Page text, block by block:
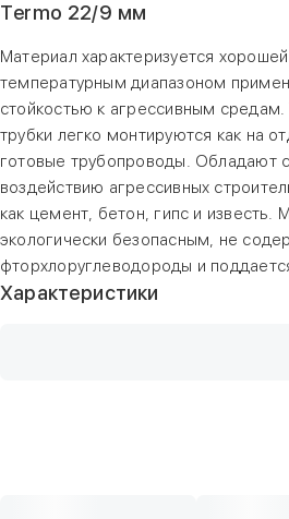
Termo 22/9 мм
Материал характеризуется
температурным диапазоном
стойкостью к агрессивным
трубки легко монтируются как на
готовые трубопроводы. Обладают
воздействию агрессивных
как цемент, бетон, гипс и известь.
экологически безопасным, не
фторхлоруглеводороды и
Характеристики